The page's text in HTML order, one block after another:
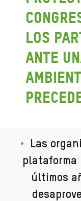
los
ante
Las
plataforma
últimos